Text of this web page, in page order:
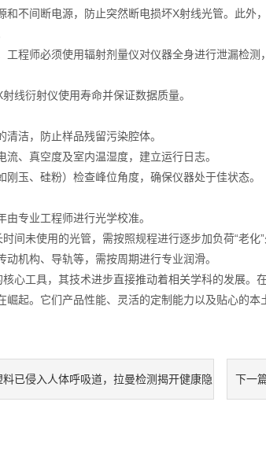
和不间断电源，防止突然断电损坏X射线光管。此
工程师必须使用辐射剂量仪对仪器全身进行泄漏检
线衍射仪使用寿命并保证数据质量。
清洁，防止样品残留污染腔体。
流、真空度及室内温湿度，建立运行日志。
刚玉、硅粉）检查峰位角度，确保仪器处于佳状态。
由专业工程师进行光学校准。
间未使用的光管，需按照规程进行逐步加负荷“老化
动机构、导轨等，需按周期进行专业润滑。
心工具，其技术进步直接推动着相关学科的发展
崛起。它们产品性能、灵活的定制能力以及贴心的
已侵入人体呼吸道，拉曼检测揭开健康隐 下一